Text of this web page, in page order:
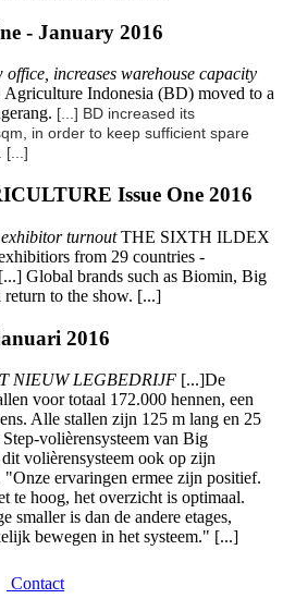
- January 2016
increases warehouse capacity
Indonesia (BD) moved to a
[...] BD increased its
in order to keep sufficient spare
[...]
Issue One 2016
turnoutTHE SIXTH ILDEX
from 29 countries -
Global brands such as Biomin, Big
to the show. [...]
2016
NIEUW LEGBEDRIJF [...]De
voor totaal 172.000 hennen, een
Alle stallen zijn 125 m lang en 25
volièrensysteem van Big
volièrensysteem ook op zijn
ervaringen ermee zijn positief.
te hoog, het overzicht is optimaal.
smaller is dan de andere etages,
bewegen in het systeem." [...]
Contact